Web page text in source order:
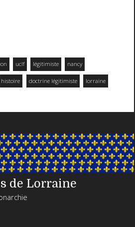
uclf légitimiste nancy
histoire doctrine légitimiste lorraine
de Lorraine